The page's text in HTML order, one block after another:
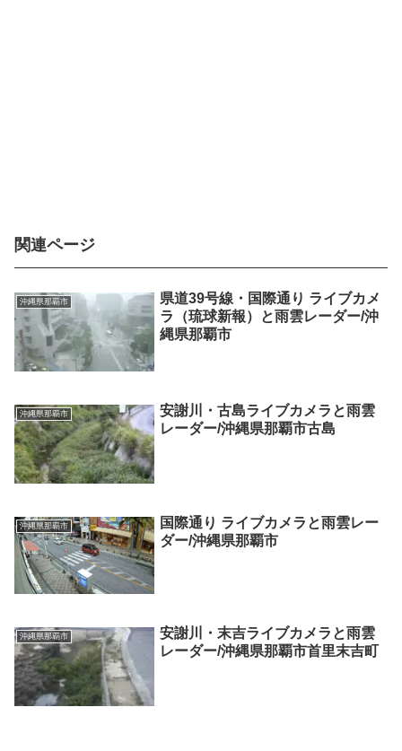
関連ページ
沖縄県那覇市
県道39号線・国際通り ライブカメ
ラ（琉球新報）と雨雲レーダー/沖
縄県那覇市
沖縄県那覇市
安謝川・古島ライブカメラと雨雲
レーダー/沖縄県那覇市古島
沖縄県那覇市
国際通り ライブカメラと雨雲レー
ダー/沖縄県那覇市
沖縄県那覇市
安謝川・末吉ライブカメラと雨雲
レーダー/沖縄県那覇市首里末吉町